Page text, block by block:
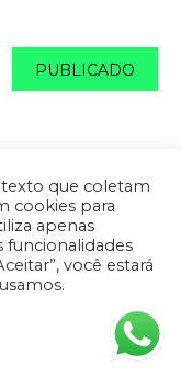
PUBLICADO
PUBLICADO
que coletam
cookies para
apenas
funcionalidades
você estará